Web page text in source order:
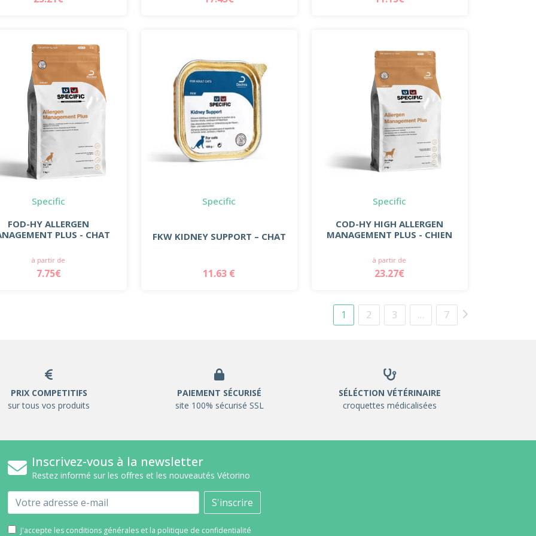
Specific
FOD-HY ALLERGEN
PLUS - CHAT
à partir de
7.75€
Specific
FKW KIDNEY SUPPORT – CHAT
11.63 €
Specific
COD-HY HIGH ALLERGEN
MANAGEMENT PLUS - CHIEN
à partir de
23.27€
1 2 3 … 7
PRIX COMPETITIFS
sur tous vos produits
PAIEMENT SÉCURISÉ
site 100% sécurisé SSL
SÉLÉCTION VÉTÉRINAIRE
croquettes médicalisées
Inscrivez-vous à la newsletter
Restez informé sur les offres et les nouveautés Vétorino
Email S'inscrire
J'accepte les conditions générales et la politique de confidentialité